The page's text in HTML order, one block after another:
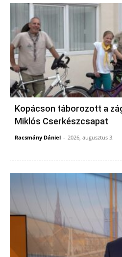
Kopácson táborozott a
Miklós Cserkészcsapat
Racsmány Dániel - 2026, augusztus 3.